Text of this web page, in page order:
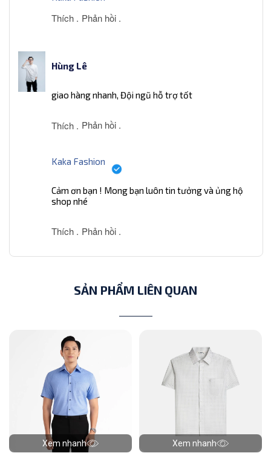
Thích . Phản hồi .
Hùng Lê
giao hàng nhanh, Đội ngũ hỗ trợ tốt
Thích . Phản hồi .
Kaka Fashion
Cảm ơn bạn ! Mong bạn luôn tin tưởng và ủng hộ
shop nhé
Thích . Phản hồi .
SẢN PHẨM LIÊN QUAN
Xem nhanh Xem nhanh